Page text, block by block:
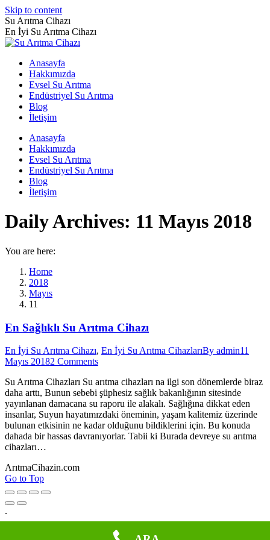
Skip to content
Su Arıtma Cihazı
En İyi Su Arıtma Cihazı
Anasayfa
Hakkımızda
Evsel Su Arıtma
Endüstriyel Su Arıtma
Blog
İletişim
Anasayfa
Hakkımızda
Evsel Su Arıtma
Endüstriyel Su Arıtma
Blog
İletişim
Daily Archives: 11 Mayıs 2018
You are here:
Home
2018
Mayıs
11
En Sağlıklı Su Arıtma Cihazı
En İyi Su Arıtma Cihazı, En İyi Su Arıtma CihazlarıBy admin11
Mayıs 20182 Comments
Su Arıtma Cihazları Su arıtma cihazları na ilgi son dönemlerde biraz
daha arttı, Bunun sebebi şüphesiz sağlık bakanlığının sitesinde
yayınlanan damacana su raporu ile alakalı. Sağlığına dikkat eden
insanlar, Suyun hayatımızdaki öneminin, yaşam kalitemiz üzerinde
bulunan etkisinin ne kadar olduğunu bildiklerini için. Bu konuda
dahada bir hassas davranıyorlar. Tabii ki Burada devreye su arıtma
cihazları…
ArıtmaCihazin.com
Go to Top
.